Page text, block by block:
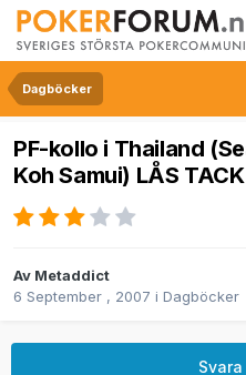
Dagböcker
PF-kollo i Thailand
Koh Samui) LÅS TACK
Av Metaddict
6 September , 2007 i Dagböcker